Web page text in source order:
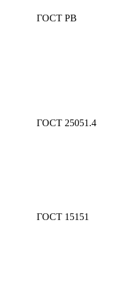
ГОСТ РВ
ГОСТ 25051.4
ГОСТ 15151